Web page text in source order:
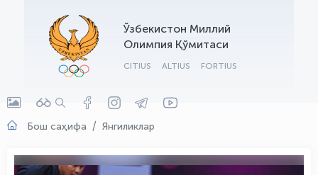
Ўзбекистон Миллий
Олимпия Қўмитаси
CITIUS ALTIUS FORTIUS
Бош саҳифа Янгиликлар
OLYMPCHIK AI - yordamchi
Онлайн · olympic.uz